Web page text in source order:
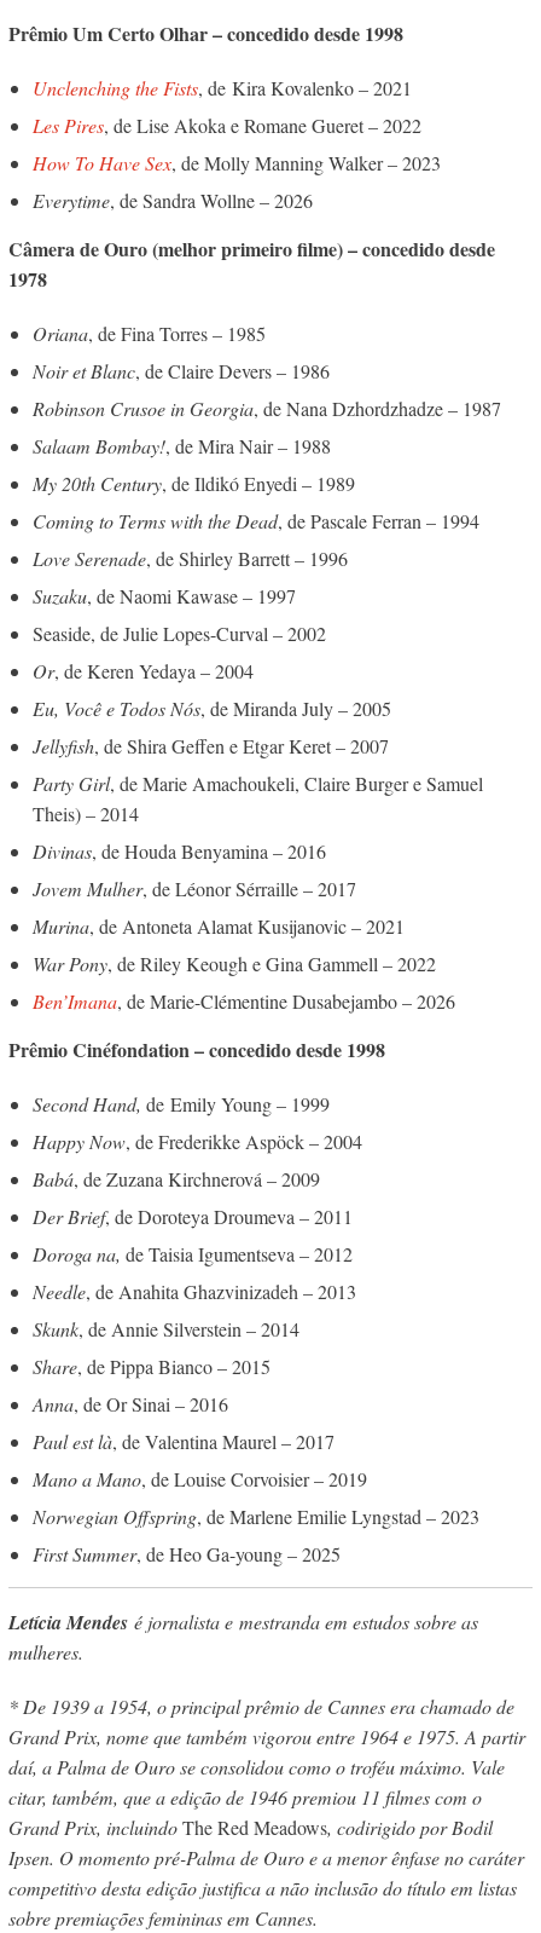
Prêmio Um Certo Olhar – concedido desde 1998
Unclenching the Fists, de Kira Kovalenko – 2021
Les Pires, de Lise Akoka e Romane Gueret – 2022
How To Have Sex, de Molly Manning Walker – 2023
Everytime, de Sandra Wollne – 2026
Câmera de Ouro (melhor primeiro filme) – concedido desde
1978
Oriana, de Fina Torres – 1985
Noir et Blanc, de Claire Devers – 1986
Robinson Crusoe in Georgia, de Nana Dzhordzhadze – 1987
Salaam Bombay!, de Mira Nair – 1988
My 20th Century, de Ildikó Enyedi – 1989
Coming to Terms with the Dead, de Pascale Ferran – 1994
Love Serenade, de Shirley Barrett – 1996
Suzaku, de Naomi Kawase – 1997
Seaside, de Julie Lopes-Curval – 2002
Or, de Keren Yedaya – 2004
Eu, Você e Todos Nós, de Miranda July – 2005
Jellyfish, de Shira Geffen e Etgar Keret – 2007
Party Girl, de Marie Amachoukeli, Claire Burger e Samuel
Theis) – 2014
Divinas, de Houda Benyamina – 2016
Jovem Mulher, de Léonor Sérraille – 2017
Murina, de Antoneta Alamat Kusijanovic – 2021
War Pony, de Riley Keough e Gina Gammell – 2022
Ben’Imana, de Marie-Clémentine Dusabejambo – 2026
Prêmio Cinéfondation – concedido desde 1998
Second Hand, de Emily Young – 1999
Happy Now, de Frederikke Aspöck – 2004
Babá, de Zuzana Kirchnerová – 2009
Der Brief, de Doroteya Droumeva – 2011
Doroga na, de Taisia Igumentseva – 2012
Needle, de Anahita Ghazvinizadeh – 2013
Skunk, de Annie Silverstein – 2014
Share, de Pippa Bianco – 2015
Anna, de Or Sinai – 2016
Paul est là, de Valentina Maurel – 2017
Mano a Mano, de Louise Corvoisier – 2019
Norwegian Offspring, de Marlene Emilie Lyngstad – 2023
First Summer, de Heo Ga-young – 2025
Letícia Mendesé jornalista e mestranda em estudos sobre as
mulheres.
* De 1939 a 1954, o principal prêmio de Cannes era chamado de
Grand Prix, nome que também vigorou entre 1964 e 1975. A partir
daí, a Palma de Ouro se consolidou como o troféu máximo. Vale
citar, também, que a edição de 1946 premiou 11 filmes com o
Grand Prix, incluindoThe Red Meadows, codirigido por Bodil
Ipsen. O momento pré-Palma de Ouro e a menor ênfase no caráter
competitivo desta edição justifica a não inclusão do título em listas
sobre premiações femininas em Cannes.